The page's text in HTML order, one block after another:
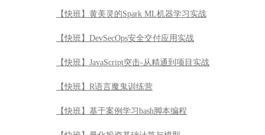
【快班】黄美灵的Spark ML机器学习实战
【快班】DevSecOps安全交付应用实战
【快班】JavaScript突击-从精通到项目实战
【快班】R语言魔鬼训练营
【快班】基于案例学习bash脚本编程